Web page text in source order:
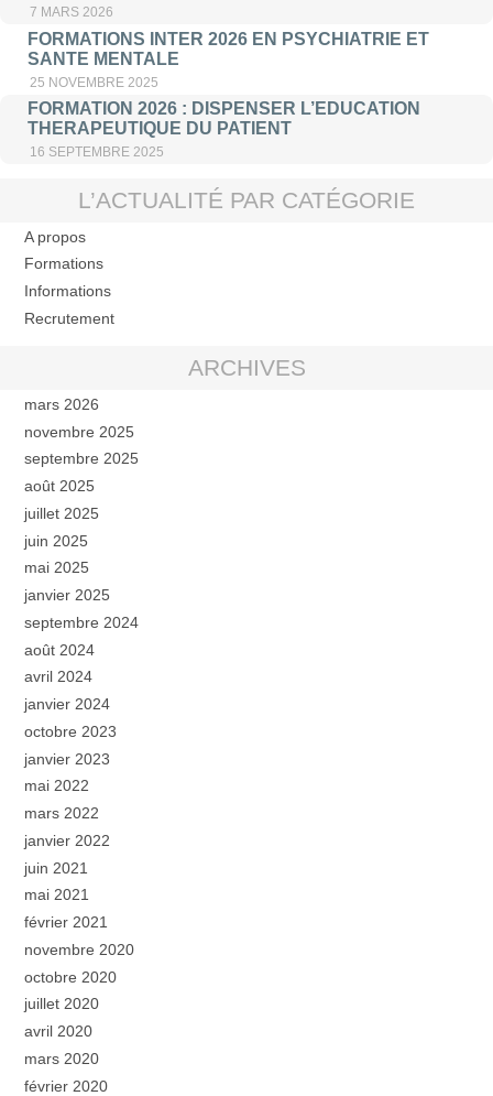
7 MARS 2026
FORMATIONS INTER 2026 EN PSYCHIATRIE ET
SANTE MENTALE
25 NOVEMBRE 2025
FORMATION 2026 : DISPENSER L’EDUCATION
THERAPEUTIQUE DU PATIENT
16 SEPTEMBRE 2025
L’ACTUALITÉ PAR CATÉGORIE
A propos
Formations
Informations
Recrutement
ARCHIVES
mars 2026
novembre 2025
septembre 2025
août 2025
juillet 2025
juin 2025
mai 2025
janvier 2025
septembre 2024
août 2024
avril 2024
janvier 2024
octobre 2023
janvier 2023
mai 2022
mars 2022
janvier 2022
juin 2021
mai 2021
février 2021
novembre 2020
octobre 2020
juillet 2020
avril 2020
mars 2020
février 2020